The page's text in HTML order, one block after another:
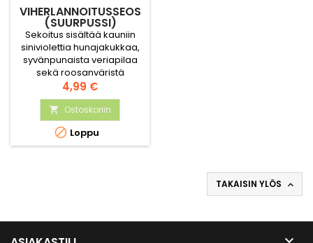
VIHERLANNOITUSSEOS
(SUURPUSSI)
Sekoitus sisältää kauniin
siniviolettia hunajakukkaa,
syvänpunaista veriapilaa
sekä roosanväristä
viljatarta.
Hinta
4,99 €
 Ostoskoriin
 Loppu
TAKAISIN YLÖS 